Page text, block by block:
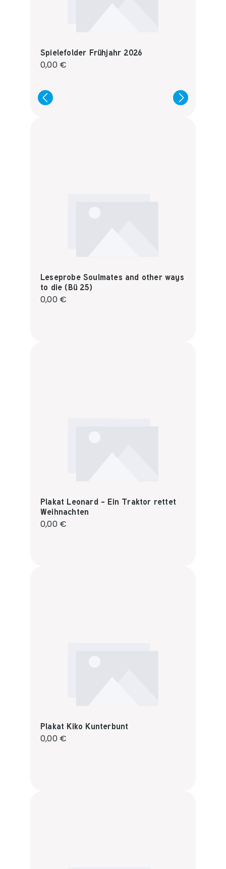
Spielefolder Frühjahr 2026
Regulärer Preis:
0,00 €
Leseprobe Soulmates and other ways
to die (Bü 25)
Regulärer Preis:
0,00 €
Plakat Leonard - Ein Traktor rettet
Weihnachten
Regulärer Preis:
0,00 €
Plakat Kiko Kunterbunt
Regulärer Preis:
0,00 €